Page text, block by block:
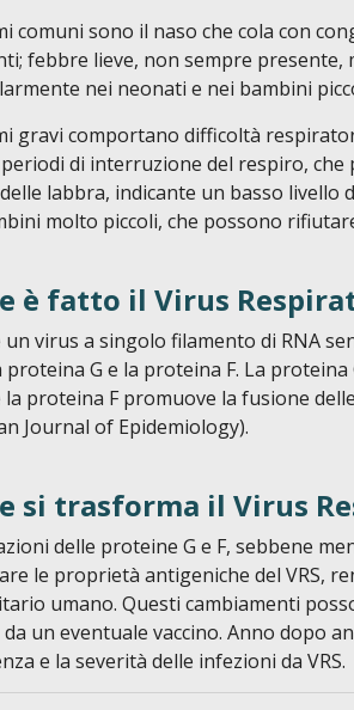
comuni sono il naso che cola con
febbre lieve, non sempre
nei neonati e nei bambini
gravi comportano difficoltà
di interruzione del respiro,
labbra, indicante un basso livello
molto piccoli, che possono
è fatto il Virus
un virus a singolo filamento di RNA
proteina G e la proteina F. La
proteina F promuove la fusione
Journal of Epidemiology).
si trasforma il Virus
delle proteine G e F, sebbene
le proprietà antigeniche del VRS,
umano. Questi cambiamenti
un eventuale vaccino. Anno dopo
e la severità delle infezioni da VRS.